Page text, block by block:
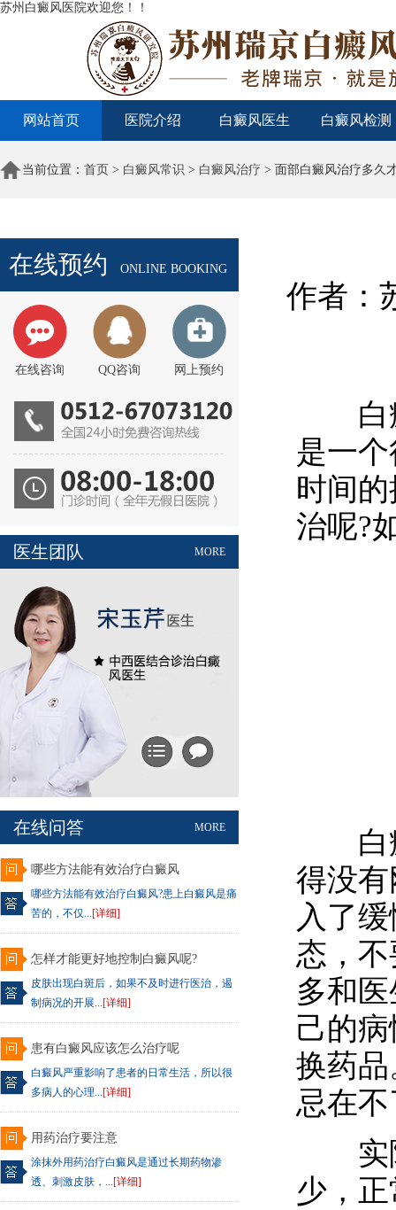
苏州白癜风医院欢迎您！！
网站首页 医院介绍 白癜风医生 白癜风检测
当前位置： 首页 > 白癜风常识 > 白癜风治疗 > 面部白癜风治疗多久
在线预约 ONLINE BOOKING
在线咨询 QQ咨询 网上预约
MORE
医生团队
MORE
在线问答
哪些方法能有效治疗白癜风
哪些方法能有效治疗白癜风?患上白癜风是痛
苦的，不仅...[详细]
怎样才能更好地控制白癜风呢?
皮肤出现白斑后，如果不及时进行医治，遏
制病况的开展...[详细]
患有白癜风应该怎么治疗呢
白癜风严重影响了患者的日常生活，所以很
多病人的心理...[详细]
用药治疗要注意
涂抹外用药治疗白癜风是通过长期药物渗
透、刺激皮肤，...[详细]
作者：
白癜
是一
时间
治呢?
白癜
得没
入了
态，
多和
己的
换药
忌在
实际
少，